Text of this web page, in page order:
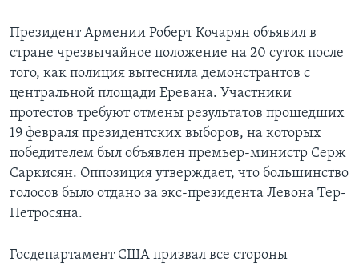
Языки
Президент Армении Роберт Кочарян объявил в
стране чрезвычайное положение на 20 суток после
того, как полиция вытеснила демонстрантов с
центральной площади Еревана. Участники
протестов требуют отмены результатов прошедших
19 февраля президентских выборов, на которых
победителем был объявлен премьер-министр Серж
Саркисян. Оппозиция утверждает, что большинство
голосов было отдано за экс-президента Левона Тер-
Петросяна.
Госдепартамент США призвал все стороны